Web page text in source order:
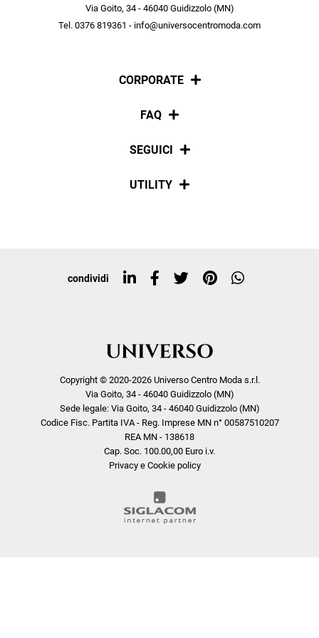
Via Goito, 34 - 46040 Guidizzolo (MN)
Tel. 0376 819361 - info@universocentromoda.com
CORPORATE
Chi siamo
FAQ
Pagamenti
SEGUICI
Social
UTILITY
Top ricerche
condividi
Copyright © 2020-2026 Universo Centro Moda s.r.l.
Via Goito, 34 - 46040 Guidizzolo (MN)
Sede legale: Via Goito, 34 - 46040 Guidizzolo (MN)
Codice Fisc. Partita IVA - Reg. Imprese MN n° 00587510207
REA MN - 138618
Cap. Soc. 100.00,00 Euro i.v.
Privacy e Cookie policy
scopri in anteprima le offerte in esclusiva a te riservate.
ISCRIVITI